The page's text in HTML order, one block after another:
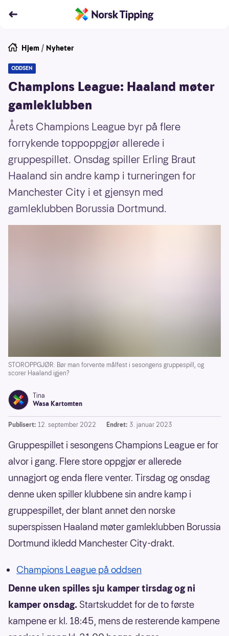
Hjem / Nyheter
ODDSEN
Champions League: Haaland møter
gamleklubben
Årets Champions League byr på flere
forrykende toppoppgjør allerede i
gruppespillet. Onsdag spiller Erling Braut
Haaland sin andre kamp i turneringen for
Manchester City i et gjensyn med
gamleklubben Borussia Dortmund.
STOROPPGJØR: Bør man forvente målfest i sesongens gruppespill, og
scorer Haaland igjen?
Tina
Wasa Kartomten
Publisert: 12. september 2022 Endret: 3. januar 2023
Gruppespillet i sesongens Champions League er for
alvor i gang. Flere store oppgjør er allerede
unnagjort og enda flere venter. Tirsdag og onsdag
denne uken spiller klubbene sin andre kamp i
gruppespillet, der blant annet den norske
superspissen Haaland møter gamleklubben Borussia
Dortmund ikledd Manchester City-drakt.
Champions League på oddsen
Denne uken spilles sju kamper tirsdag og ni
kamper onsdag. Startskuddet for de to første
kampene er kl. 18:45, mens de resterende kampene